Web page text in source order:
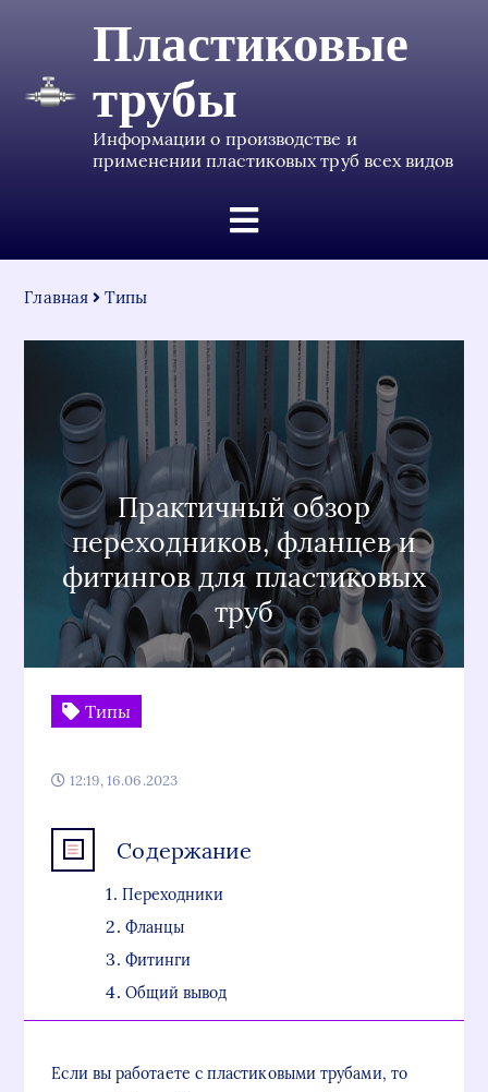
Пластиковые
трубы
Информации о производстве и
применении пластиковых труб всех видов
Главная Типы
Практичный обзор
переходников, фланцев и
фитингов для пластиковых
труб
Типы
12:19, 16.06.2023
Содержание
Переходники
Фланцы
Фитинги
Общий вывод
Если вы работаете с пластиковыми трубами, то